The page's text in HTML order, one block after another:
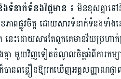
ទំនាក់ទំនង​វិជ្ជមាន ៖ មិនខុសគ្នា​ទ
ព​ផ្លូវចិត្ត ដោយ​សារទំនាក់ទំនង​ទាំងន
នេះដោយ​សារ​តែពួកគេមាន​វ័យប្រហា
គ្នា មួយវិញ​ទៀត​ចំណូល​ចិត្ត​អំពីការ​កម្
ាន​ពន្លឿន​ឱ្យរកឃើញ​អត្តសញ្ញាណ​ផ្ទា